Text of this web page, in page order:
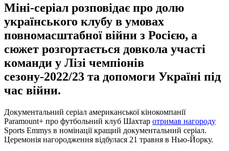
Міні-серіал розповідає про долю
українського клубу в умовах
повномасштабної війни з Росією, а
сюжет розгортається довкола участі
команди у Лізі чемпіонів
сезону-2022/23 та допомоги Україні під
час війни.
Документальний серіал американської кінокомпанії
Paramount+ про футбольний клуб Шахтар отримав нагороду
Sports Emmys в номінації кращий документальний серіал.
Церемонія нагородження відбулася 21 травня в Нью-Йорку.